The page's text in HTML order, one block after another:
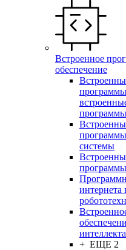
Встроенное
обеспечение
программы
системы
программы
интернета
интеллекта
+ ЕЩЕ 2